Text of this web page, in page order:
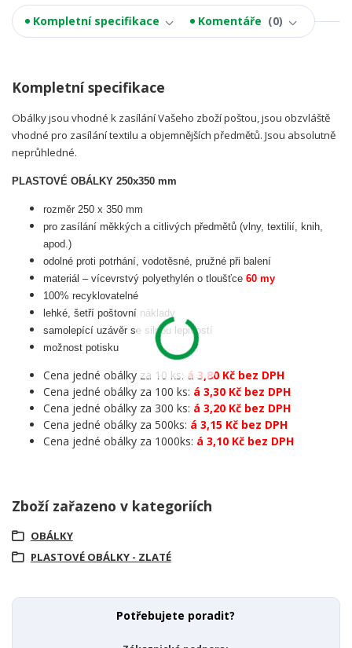
Kompletní specifikace Komentáře 0
Kompletní specifikace
Obálky jsou vhodné k zasílání Vašeho zboží poštou, jsou obzvláště
vhodné pro zasílání textilu a objemnějších předmětů. Jsou absolutně
neprůhledné.
PLASTOVÉ OBÁLKY 250x350 mm
rozměr 250 x 350 mm
pro zasílání měkkých a citlivých předmětů (vlny, textilií, knih,
apod.)
odolné proti potrhání, vodotěsné, pružné při balení
materiál – vícevrstvý polyethylén o tloušťce 60 my
100% recyklovatelné
lehké, šetří poštovní náklady
samolepící uzávěr se silnou lepivostí
možnost potisku
Cena jedné obálky za 10 ks: á 3,80 Kč bez DPH
Cena jedné obálky za 100 ks: á 3,30 Kč bez DPH
Cena jedné obálky za 300 ks: á 3,20 Kč bez DPH
Cena jedné obálky za 500ks: á 3,15 Kč bez DPH
Cena jedné obálky za 1000ks: á 3,10 Kč bez DPH
Zboží zařazeno v kategoriích
OBÁLKY
PLASTOVÉ OBÁLKY - ZLATÉ
Potřebujete poradit?